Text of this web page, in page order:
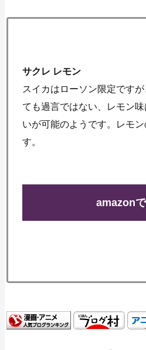
サクレ レモン
スイカはローソン限定です
ても過言ではない、レモン
いが可能のようです。レモ
す。
amazon